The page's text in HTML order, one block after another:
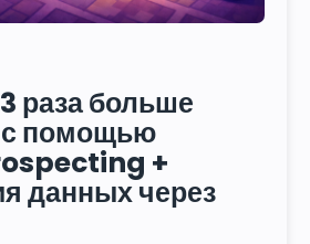
раза больше
с помощью
+
данных через